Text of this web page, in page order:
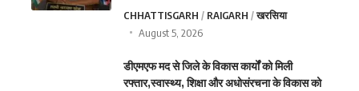
CHHATTISGARH RAIGARH
खरसिया
August 5, 2026
डीएमएफ मद से जिले के विकास कार्यों को मिली
रफ्तार,स्वास्थ्य, शिक्षा और अधोसंरचना के विकास को